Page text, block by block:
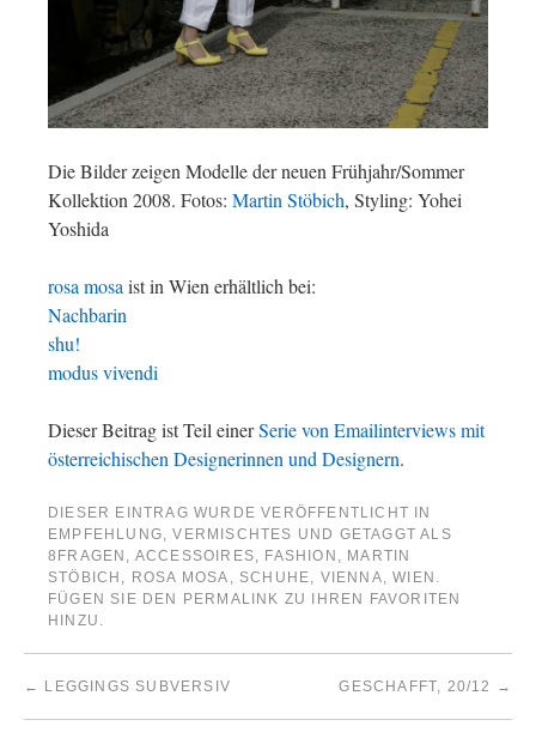
Die Bilder zeigen Modelle der neuen Frühjahr/Sommer
Kollektion 2008. Fotos: Martin Stöbich, Styling: Yohei
Yoshida
rosa mosa ist in Wien erhältlich bei:
Nachbarin
shu!
modus vivendi
Dieser Beitrag ist Teil einerSerie von Emailinterviews mit
österreichischen Designerinnen und Designern.
DIESER EINTRAG WURDE VERÖFFENTLICHT IN
EMPFEHLUNG ,VERMISCHTES UND GETAGGT ALS
8FRAGEN
ACCESSOIRES FASHION
MARTIN
STÖBICH
ROSA MOSA SCHUHE VIENNA ,WIEN
FÜGEN SIE DEN PERMALINK ZU IHREN FAVORITEN
HINZU.
← LEGGINGS SUBVERSIV GESCHAFFT, 20/12 →